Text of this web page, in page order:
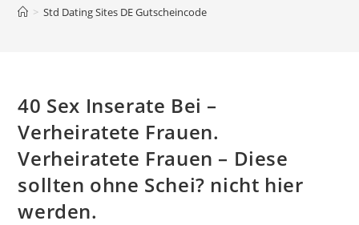
> Std Dating Sites DE Gutscheincode
40 Sex Inserate Bei –
Verheiratete Frauen.
Verheiratete Frauen – Diese
sollten ohne Schei? nicht hier
werden.